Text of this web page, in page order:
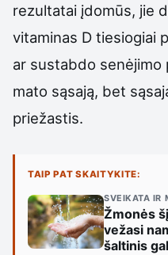
rezultatai įdomūs, jie
vitaminas D tiesiogiai
ar sustabdo senėjimo
mato sąsają, bet
priežastis.
TAIP PAT SKAITYKITE:
SVEIKATA IR
Žmonės
vežasi
šaltinis